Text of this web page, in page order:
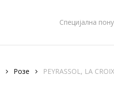
Специјална
Розе PEYRASSOL, LA